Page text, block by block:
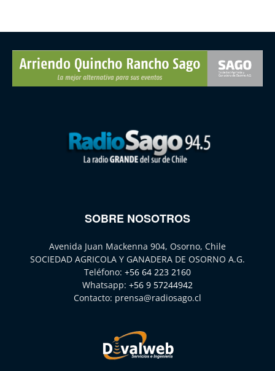
SOBRE NOSOTROS
Avenida Juan Mackenna 904, Osorno, Chile
SOCIEDAD AGRICOLA Y GANADERA DE OSORNO A.G.
Teléfono: +56 64 223 2160
Whatsapp: +56 9 57244942
Contacto: prensa@radiosago.cl